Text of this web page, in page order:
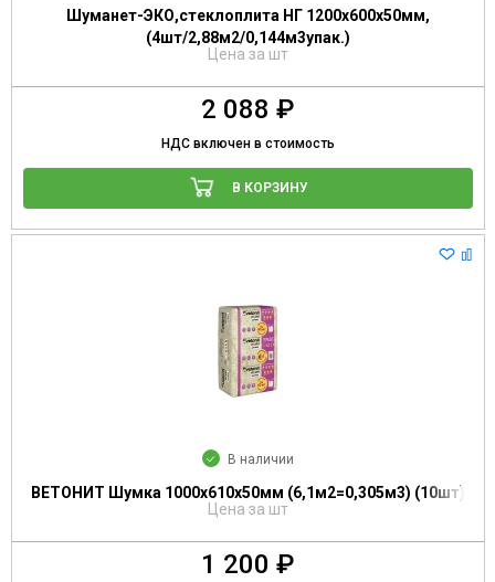
Шуманет-ЭКО,стеклоплита НГ 1200х600х50мм,
(4шт/2,88м2/0,144м3упак.)
Цена за шт
2 088 ₽
НДС включен в стоимость
В КОРЗИНУ
В наличии
ВЕТОНИТ Шумка 1000х610х50мм (6,1м2=0,305м3) (10шт)
Цена за шт
1 200 ₽